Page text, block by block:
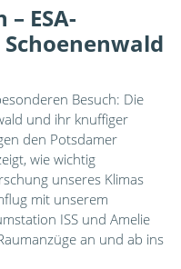
ESA-
Besuch: Die
und ihr knuffiger
den Potsdamer
wie wichtig
unseres Klimas
mit unserem
ISS und Amelie
an und ab ins